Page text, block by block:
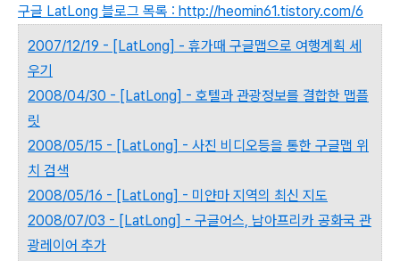
구글 LatLong 블로그 목록 : http://heomin61.tistory.com/6
2007/12/19 - [LatLong] - 휴가때 구글맵으로 여행계획 세
우기
2008/04/30 - [LatLong] - 호텔과 관광정보를 결합한 맵플
릿
2008/05/15 - [LatLong] - 사진 비디오등을 통한 구글맵 위
치 검색
2008/05/16 - [LatLong] - 미얀마 지역의 최신 지도
2008/07/03 - [LatLong] - 구글어스, 남아프리카 공화국 관
광레이어 추가